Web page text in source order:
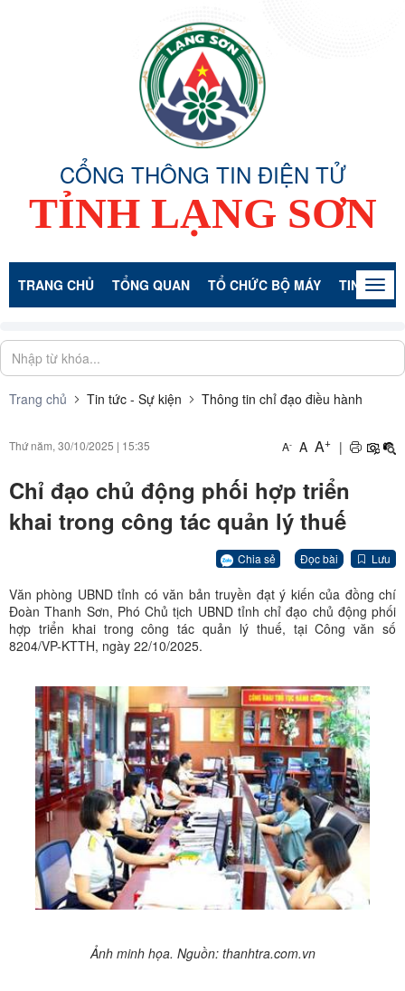
CỔNG THÔNG TIN ĐIỆN TỬ
TỈNH LẠNG SƠN
TRANG CHỦ TỔNG QUAN TỔ CHỨC BỘ MÁY TIN TỨC -
Trang chủ Tin tức - Sự kiện Thông tin chỉ đạo điều hành
Thứ năm, 30/10/2025 | 15:35 A- A A+ |
Chỉ đạo chủ động phối hợp triển
khai trong công tác quản lý thuế
Chia sẻ Đọc bài Lưu
Văn phòng UBND tỉnh có văn bản truyền đạt ý kiến của đồng chí
Đoàn Thanh Sơn, Phó Chủ tịch UBND tỉnh chỉ đạo chủ động phối
hợp triển khai trong công tác quản lý thuế, tại Công văn số
8204/VP-KTTH, ngày 22/10/2025.
Ảnh minh họa. Nguồn: thanhtra.com.vn